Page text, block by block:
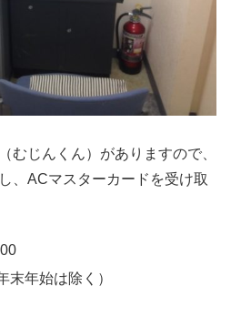
むじんくん）がありますので、
、ACマスターカードを受け取
末年始は除く）